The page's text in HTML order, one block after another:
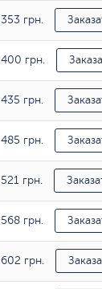
353 грн.
400 грн.
435 грн.
485 грн.
521 грн.
568 грн.
602 грн.